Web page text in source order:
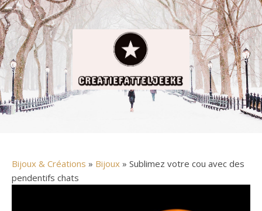
Bijoux & Créations » Bijoux » Sublimez votre cou avec des
pendentifs chats